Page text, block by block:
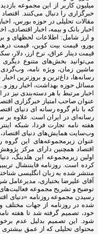
میلیون کاربر از این مجموعه
خبرگزاری را دنبال می‌کنند.
مقالات تحلیلی در حوزه بورس،
اخبار بانک و بیمه، اخبار اقتصادی،
و ارز شامل: اطلاعات لحظهای و
یورو، قیمت بیت کوین، قیمت
قیمت دینار عراق، نرخ ارز، دلار،
می‌توانید بخش‌های متنوع دیگری
ماشین زمان، ویژه نامه،
رسانه‌ها، داغ‌ترین و بروزترین
مسائل حوزه بهداشت، اخبار روز
اخبار مرتبط با هر دسته‌بندی نیز در
عنوان صاحب امتیاز خبرگزاری
که با نام گروه رسانه ای دنیای
رسانه‌ای در ایران است. علاوه بر
هفته ‌نامه تجارت فردا، شبکه
وب‌سایت همایش‌های دنیای اقتصاد،
عنوان زیرمجموعه‌های این گروه
اقتصاد همچنین دارای مرکز
کرده است. روزنامه فایننشال
منتشر شده به زبان انگلیسی
آقای علیرضا بختیاری، مدیرعامل
توضیح و تشریح مجموعه فعالیت‌های
رسیدن مجموعه روزنامه «دنیای
شده در روزنامه از جهات مختلف
شود. این تصمیم بدلیل عدم
محتوای تحلیلی که از عمق بیشتری